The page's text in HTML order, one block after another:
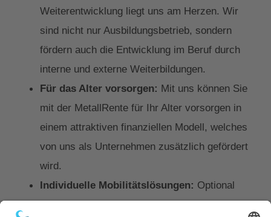
Weiterentwicklung liegt uns am Herzen. Wir
sind nicht nur Ausbildungsbetrieb, sondern
fördern auch die Entwicklung im Beruf durch
interne und externe Weiterbildungen.
Für das Alter vorsorgen: Mit uns können Sie
mit der MetallRente für Ihr Alter vorsorgen in
einem attraktiven finanziellen Modell, welches
von uns als Unternehmen zusätzlich gefördert
wird.
Individuelle Mobilitätslösungen: Optional
unterstützen wir Sie mit einem Ticket für den